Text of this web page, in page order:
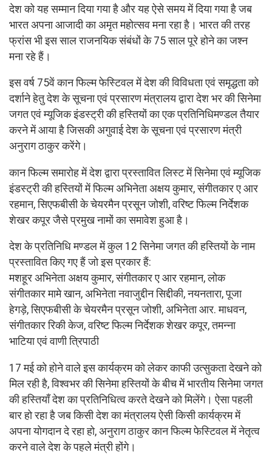
देश को यह सम्मान दिया गया है और यह ऐसे समय में दिया गया है जब
भारत अपना आजादी का अमृत महोत्सव मना रहा है। भारत की तरह
फ्रांस भी इस साल राजनयिक संबंधों के 75 साल पूरे होने का जश्न
मना रहे हैं।
इस वर्ष 75वें कान फिल्म फेस्टिवल में देश की विविधता एवं समृद्धता को
दर्शाने हेतु देश के सूचना एवं प्रसारण मंत्रालय द्वारा देश भर की सिनेमा
जगत एवं म्यूजिक इंडस्ट्री की हस्तियों का एक प्रतिनिधिमण्डल तैयार
करने में आया है जिसकी अगुवाई देश के सूचना एवं प्रसारण मंत्री
अनुराग ठाकुर करेंगे।
कान फिल्म समारोह में देश द्वारा प्रस्तावित लिस्ट में सिनेमा एवं म्यूजिक
इंडस्ट्री की हस्तियों में फिल्म अभिनेता अक्षय कुमार, संगीतकार ए आर
रहमान, सिएफबीसी के चेयरमैन प्रसून जोशी, वरिष्ट फिल्म निर्देशक
शेखर कपूर जैसे प्रमुख नामों का समावेश हुआ है।
देश के प्रतिनिधि मण्डल में कुल 12 सिनेमा जगत की हस्तियों के नाम
प्रस्तावित किए गए हैं जो इस प्रकार हैं:
मशहूर अभिनेता अक्षय कुमार, संगीतकार ए आर रहमान, लोक
संगीतकार मामे खान, अभिनेता नवाजुद्दीन सिद्दीकी, नयनतारा, पूजा
हेगड़े, सिएफबीसी के चेयरमैन प्रसून जोशी, अभिनेता आर. माधवन,
संगीतकार रिकी केज, वरिष्ट फिल्म निर्देशक शेखर कपूर, तमन्ना
भाटिया एवं वाणी त्रिपाठी
17 मई को होने वाले इस कार्यक्रम को लेकर काफी उत्सुकता देखने को
मिल रही है, विश्वभर की सिनेमा हस्तियों के बीच में भारतीय सिनेमा जगत
की हस्तियाँ देश का प्रतिनिधित्व करते देखने को मिलेंगे। ऐसा पहली
बार हो रहा है जब किसी देश का मंत्रालय ऐसी किसी कार्यक्रम में
अपना योगदान दे रहा हो, अनुराग ठाकुर कान फिल्म फेस्टिवल में नेतृत्व
करने वाले देश के पहले मंत्री होंगे।